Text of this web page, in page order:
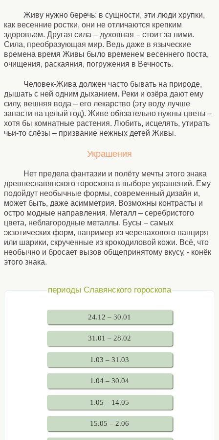
Живу нужно беречь: в сущности, эти люди хрупки,
как весенние ростки, они не отличаются крепким
здоровьем. Другая сила – духовная – стоит за ними.
Сила, преобразующая мир. Ведь даже в языческие
времена время Живы было временем весеннего поста,
очищения, раскаяния, погружения в Вечность.
Человек-Жива должен часто бывать на природе,
дышать с ней одним дыханием. Реки и озёра дают ему
силу, вешняя вода – его лекарство (эту воду лучше
запасти на целый год). Живе обязательно нужны цветы –
хотя бы комнатные растения. Любить, исцелять, утирать
чьи-то слёзы – призвание нежных детей Живы.
Украшения
Нет предела фантазии и полёту мечты этого знака
древнеславянского гороскопа в выборе украшений. Ему
подойдут необычные формы, современный дизайн и,
может быть, даже асимметрия. Возможны контрасты и
остро модные направления. Металл – серебристого
цвета, неблагородные металлы. Бусы – самых
экзотических форм, например из черепахового панциря
или шарики, скрученные из крокодиловой кожи. Всё, что
необычно и бросает вызов общепринятому вкусу, - конёк
этого знака.
периоды Славянского гороскопа
24.12 – 30.01
31.01 – 28.02
1.03 – 31.03
1.04 – 30.04
1.05 – 14.05
15.05 – 2.06